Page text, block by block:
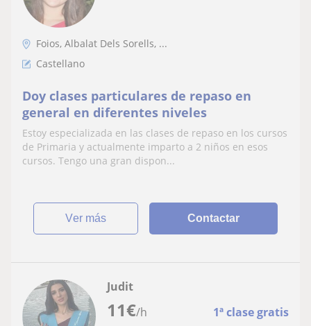
Foios, Albalat Dels Sorells, ...
Castellano
Doy clases particulares de repaso en
general en diferentes niveles
Estoy especializada en las clases de repaso en los cursos
de Primaria y actualmente imparto a 2 niños en esos
cursos. Tengo una gran dispon...
ver más Contactar
11€/h 1ª clase gratis
Judit